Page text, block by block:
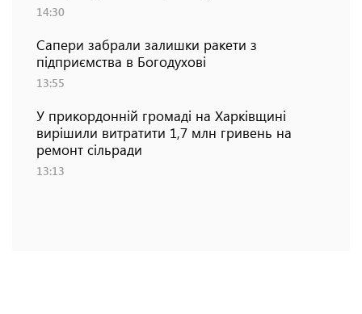
14:30
Сапери забрали залишки ракети з
підприємства в Богодухові
13:55
У прикордонній громаді на Харківщині
вирішили витратити 1,7 млн гривень на
ремонт сільради
13:13